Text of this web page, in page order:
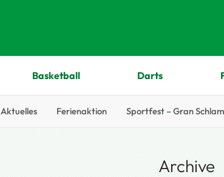
Basketball Darts
Aktuelles Ferienaktion Sportfest – Gran
Archive